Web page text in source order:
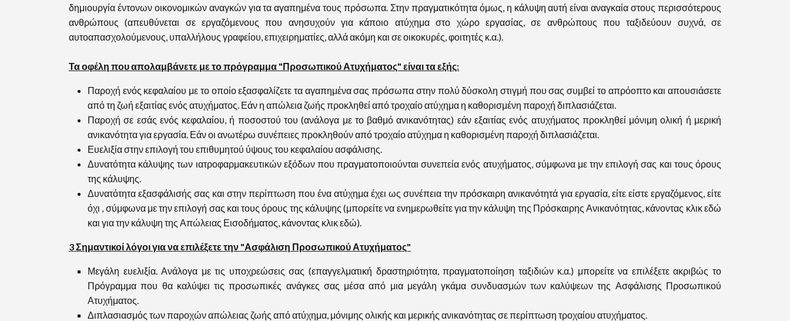
δημιουργία έντονων οικονομικών αναγκών για τα αγαπημένα τους πρόσωπα. Στην πραγματικότητα όμως, η κάλυψη αυτή είναι αναγκαία στους περισσότερους
ανθρώπους (απευθύνεται σε εργαζόμενους που ανησυχούν για κάποιο ατύχημα στο χώρο εργασίας, σε ανθρώπους που ταξιδεύουν συχνά, σε
αυτοαπασχολούμενους, υπαλλήλους γραφείου, επιχειρηματίες, αλλά ακόμη και σε οικοκυρές, φοιτητές κ.α.).
Τα οφέλη που απολαμβάνετε με το πρόγραμμα "Προσωπικού Ατυχήματος" είναι τα εξής:
Παροχή ενός κεφαλαίου με το οποίο εξασφαλίζετε τα αγαπημένα σας πρόσωπα στην πολύ δύσκολη στιγμή που σας συμβεί το απρόοπτο και απουσιάσετε
από τη ζωή εξαιτίας ενός ατυχήματος. Εάν η απώλεια ζωής προκληθεί από τροχαίο ατύχημα η καθορισμένη παροχή διπλασιάζεται.
Παροχή σε εσάς ενός κεφαλαίου, ή ποσοστού του (ανάλογα με το βαθμό ανικανότητας) εάν εξαιτίας ενός ατυχήματος προκληθεί μόνιμη ολική ή μερική
ανικανότητα για εργασία. Εάν οι ανωτέρω συνέπειες προκληθούν από τροχαίο ατύχημα η καθορισμένη παροχή διπλασιάζεται.
Ευελιξία στην επιλογή του επιθυμητού ύψους του κεφαλαίου ασφάλισης.
Δυνατότητα κάλυψης των ιατροφαρμακευτικών εξόδων που πραγματοποιούνται συνεπεία ενός ατυχήματος, σύμφωνα με την επιλογή σας και τους όρους
της κάλυψης.
Δυνατότητα εξασφάλισής σας και στην περίπτωση που ένα ατύχημα έχει ως συνέπεια την πρόσκαιρη ανικανότητά για εργασία, είτε είστε εργαζόμενος, είτε
όχι , σύμφωνα με την επιλογή σας και τους όρους της κάλυψης (μπορείτε να ενημερωθείτε για την κάλυψη της Πρόσκαιρης Ανικανότητας, κάνοντας κλικ εδώ
και για την κάλυψη της Απώλειας Εισοδήματος, κάνοντας κλικ εδώ).
3 Σημαντικοί λόγοι για να επιλέξετε την "Ασφάλιση Προσωπικού Ατυχήματος"
Μεγάλη ευελιξία. Ανάλογα με τις υποχρεώσεις σας (επαγγελματική δραστηριότητα, πραγματοποίηση ταξιδιών κ.α.) μπορείτε να επιλέξετε ακριβώς το
Πρόγραμμα που θα καλύψει τις προσωπικές ανάγκες σας μέσα από μια μεγάλη γκάμα συνδυασμών των καλύψεων της Ασφάλισης Προσωπικού
Ατυχήματος.
Διπλασιασμός των παροχών απώλειας ζωής από ατύχημα, μόνιμης ολικής και μερικής ανικανότητας σε περίπτωση τροχαίου ατυχήματος.